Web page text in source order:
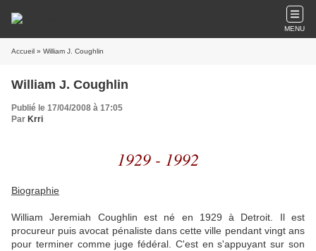
MENU
Accueil » William J. Coughlin
William J. Coughlin
Publié le 17/04/2008 à 17:05
Par Krri
1929 - 1992
Biographie
William Jeremiah Coughlin est né en 1929 à Detroit. Il est
procureur puis avocat pénaliste dans cette ville pendant vingt ans
pour terminer comme juge fédéral. C'est en s'appuyant sur son